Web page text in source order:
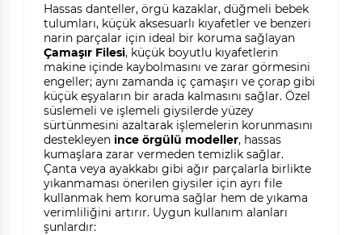
Hassas danteller, örgü kazaklar, düğmeli bebek
tulumları, küçük aksesuarlı kıyafetler ve benzeri
narin parçalar için ideal bir koruma sağlayan
Çamaşır Filesi, küçük boyutlu kıyafetlerin
makine içinde kaybolmasını ve zarar görmesini
engeller; aynı zamanda iç çamaşırı ve çorap gibi
küçük eşyaların bir arada kalmasını sağlar. Özel
süslemeli ve işlemeli giysilerde yüzey
sürtünmesini azaltarak işlemelerin korunmasını
destekleyen ince örgülü modeller, hassas
kumaşlara zarar vermeden temizlik sağlar.
Çanta veya ayakkabı gibi ağır parçalarla birlikte
yıkanmaması önerilen giysiler için ayrı file
kullanmak hem koruma sağlar hem de yıkama
verimliliğini artırır. Uygun kullanım alanları
şunlardır: